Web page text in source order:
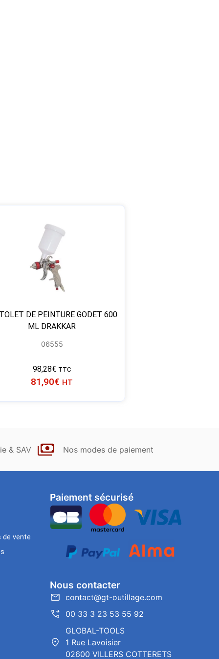
DE PEINTURE GODET 600
ML DRAKKAR
06555
98,28€ TTC
81,90€ HT
& SAV Nos modes de paiement
de vente
Paiement sécurisé
Nous contacter
contact@gt-outillage.com
00 33 3 23 53 55 92
GLOBAL-TOOLS
1 Rue Lavoisier
02600 VILLERS COTTERETS